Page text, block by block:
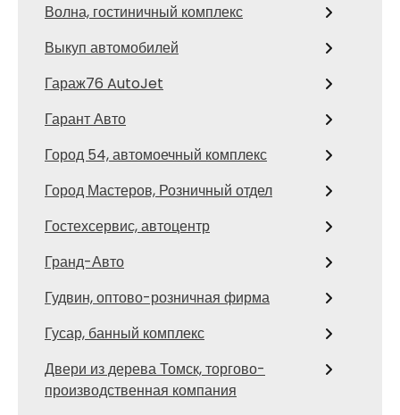
Волна, гостиничный комплекс
Выкуп автомобилей
Гараж76 AutoJet
Гарант Авто
Город 54, автомоечный комплекс
Город Мастеров, Розничный отдел
Гостехсервис, автоцентр
Гранд-Авто
Гудвин, оптово-розничная фирма
Гусар, банный комплекс
Двери из дерева Томск, торгово-
производственная компания